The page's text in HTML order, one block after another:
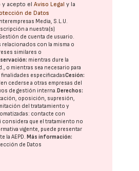
y acepto elAviso Legal y la
de Datos
Interempresas Media, S.L.U.
a nuestra(s)
de cuenta de usuario.
relacionados con la misma o
similares o
mientras dure la
o mientras sea necesario para
finalidades especificadasCesión:
cederse a otras empresas del
de gestión interna. Derechos:
oposición, supresión,
del tratatamiento y
contacte con
considera que el tratamiento no
vigente, puede presentar
laAEPD. Más información:
de Datos